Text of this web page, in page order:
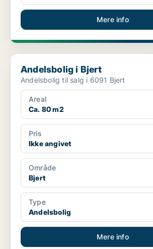
Mere info
Andelsbolig i Bjert
Andelsbolig i Bjert
Andelsbolig til salg i 6091 Bjert
Areal
Ca. 80 m2
Pris
Ikke angivet
Område
Bjert
Type
Andelsbolig
Mere info